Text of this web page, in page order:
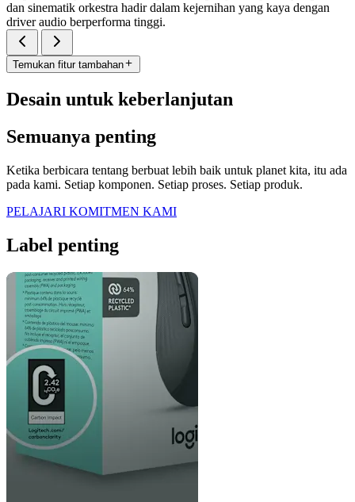
dan sinematik orkestra hadir dalam kejernihan yang kaya dengan
driver audio berperforma tinggi.
Temukan fitur tambahan
Desain untuk keberlanjutan
Semuanya penting
Ketika berbicara tentang berbuat lebih baik untuk planet kita, itu ada
pada kami. Setiap komponen. Setiap proses. Setiap produk.
PELAJARI KOMITMEN KAMI
Label penting